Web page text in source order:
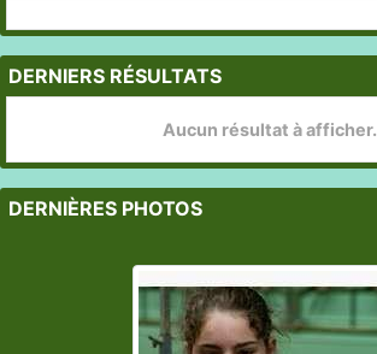
DERNIERS RÉSULTATS
Aucun résultat à afficher.
DERNIÈRES PHOTOS